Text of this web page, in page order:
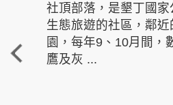
社頂部落，是墾丁國
生態旅遊的社區，鄰
園，每年9、10月間，
鷹及灰 ...